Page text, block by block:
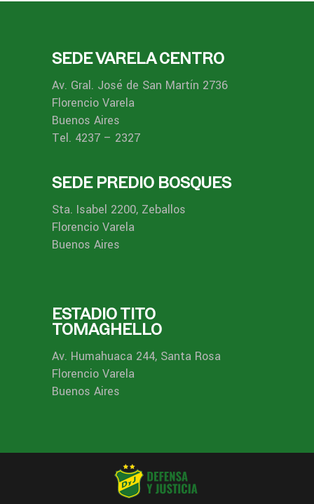
SEDE VARELA CENTRO
Av. Gral. José de San Martín 2736
Florencio Varela
Buenos Aires
Tel. 4237 – 2327
SEDE PREDIO BOSQUES
Sta. Isabel 2200, Zeballos
Florencio Varela
Buenos Aires
ESTADIO TITO
TOMAGHELLO
Av. Humahuaca 244, Santa Rosa
Florencio Varela
Buenos Aires